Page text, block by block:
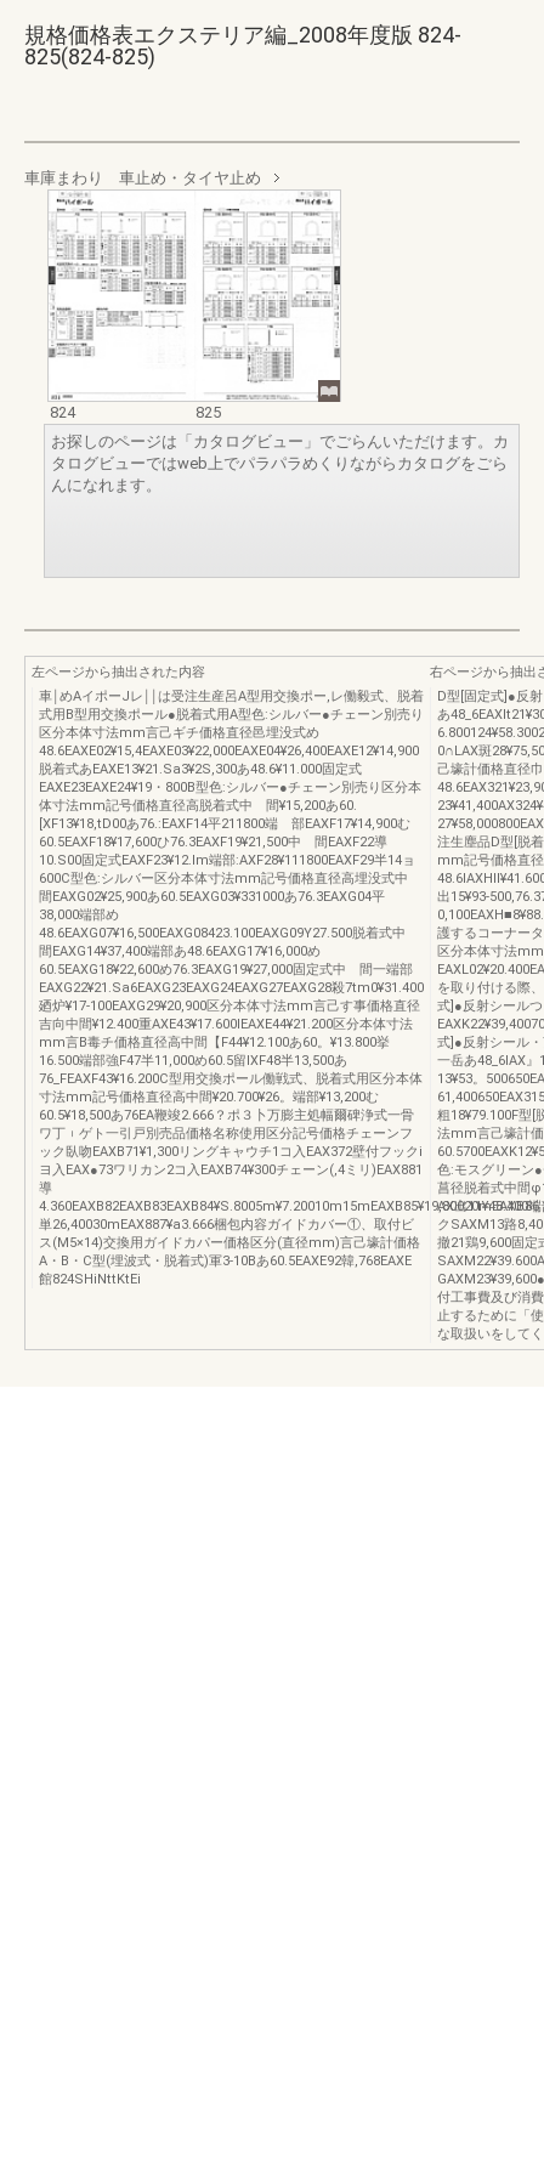
規格価格表エクステリア編_2008年度版 824-
825(824-825)
車庫まわり 車止め・タイヤ止め
824
825
お探しのページは「カタログビュー」でごらんいただけます。カ
タログビューではweb上でパラパラめくりながらカタログをごら
んになれます。
左ページから抽出された内容
車￨めAイポーJレ￨￨は受注生産呂A型用交換ポー,レ働毅式、脱着
式用B型用交換ポール●脱着式用A型色:シルバー●チェーン別売り
区分本体寸法mm言己ギチ価格直径邑埋没式め
48.6EAXE02¥15,4EAXE03¥22,000EAXE04¥26,400EAXE12¥14,900
脱着式あEAXE13¥21.Sa3¥2S,300あ48.6¥11.000固定式
EAXE23EAXE24¥19・800B型色:シルバー●チェーン別売り区分本
体寸法mm記号価格直径高脱着式中 間¥15,200あ60.
[XF13¥18,tD00あ76.:EAXF14平211800端 部EAXF17¥14,900む
60.5EAXF18¥17,600ひ76.3EAXF19¥21,500中 間EAXF22導
10.S00固定式EAXF23¥12.lm端部:AXF28¥111800EAXF29半14ョ
600C型色:シルバー区分本体寸法mm記号価格直径高埋没式中
間EAXG02¥25,900あ60.5EAXG03¥331000あ76.3EAXG04平
38,000端部め
48.6EAXG07¥16,500EAXG08423.100EAXG09Y27.500脱着式中
間EAXG14¥37,400端部あ48.6EAXG17¥16,000め
60.5EAXG18¥22,600め76.3EAXG19¥27,000固定式中 間一端部
EAXG22¥21.Sa6EAXG23EAXG24EAXG27EAXG28殺7tm0¥31.400
廼炉¥17‐100EAXG29¥20,900区分本体寸法mm言己す事価格直径
吉向中間¥12.400重AXE43¥17.600IEAXE44¥21.200区分本体寸法
mm言B毒チ価格直径高中間【F44¥12.100あ60。¥13.800挙
16.500端部強F47半11,000め60.5留ⅨF48半13,500あ
76_FEAXF43¥16.200C型用交換ポール働戦式、脱着式用区分本体
寸法mm記号価格直径高中間¥20.700¥26。端部¥13,200む
60.5¥18,500あ76EA鞭竣2.666？ポ３卜万膨主処幅爾碑浄式一骨
ワ丁︲ゲト一引戸別売品価格名称使用区分記号価格チェーンフ
ック臥吻EAXB71¥1,300リングキャウチ1コ入EAX372壁付フックi
ヨ入EAX●73ワリカン2コ入EAXB74¥300チェーン(,4ミリ)EAX881
導
4.360EAXB82EAXB83EAXB84¥S.8005m¥7.20010m15mEAXB85¥19,80020mEAXB86
単26,40030mEAX887¥a3.666梱包内容ガイドカバー①、取付ビ
ス(M5×14)交換用ガイドカパー価格区分(直径mm)言己壕計価格
A・B・C型(埋波式・脱着式)軍3‐10Bあ60.5EAXE92韓,768EAXE
館824SHiNttKtEi
右ページから抽出
D型[固定式]●反
あ
0∩LAX斑
己壕計価格直径
注生塵品D型[脱
mm記号価格直
出
護するコーナー
区分本体寸法
を取り付ける際
式]●反射シール
式]●反射シール
一岳あ48_6IAX』
13¥53。
粗18¥79.100F型[
法mm言己壕計
色:モスグリーン
菖径脱着式中間
AX出11¥48.400
クSAXM13路
撤21鶏9,600固定
付工事費及び消
止するために「
な取扱いをして